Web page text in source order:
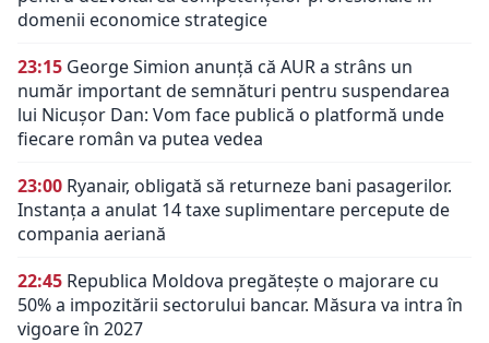
domenii economice strategice
23:15 George Simion anunță că AUR a strâns un
număr important de semnături pentru suspendarea
lui Nicușor Dan: Vom face publică o platformă unde
fiecare român va putea vedea
23:00 Ryanair, obligată să returneze bani pasagerilor.
Instanța a anulat 14 taxe suplimentare percepute de
compania aeriană
22:45 Republica Moldova pregătește o majorare cu
50% a impozitării sectorului bancar. Măsura va intra în
vigoare în 2027